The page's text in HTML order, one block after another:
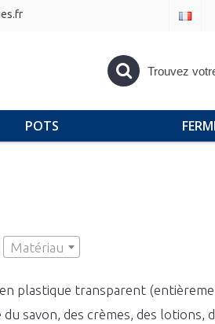
POTS
Matériau
plastique transparent
savon, des crèmes, des